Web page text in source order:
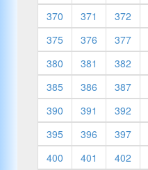
370
371 372
375
376 377
380
381 382
385
386 387
390
391 392
395
396 397
400
401 402